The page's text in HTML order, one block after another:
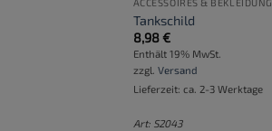
Tankschild
8,98€
Enthält 19% MwSt.
zzgl. Versand
Lieferzeit: ca. 2-3 Werktage
Art: S2043